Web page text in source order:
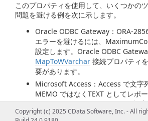
このプロパティを使用して、いくつかの
問題を避ける例を次に示します。
Oracle ODBC Gateway：ORA-
エラーを避けるには、
設定します。Oracle ODBC
MapToWVarchar 接続プロパティ
要があります。
Microsoft Access：Access で文字
MEMO ではなくTEXT としてレポー
MaximumColumnSize=255 を設定
ィールドは長さの制限がありません
Copyright (c) 2025 CData Software, Inc. - All